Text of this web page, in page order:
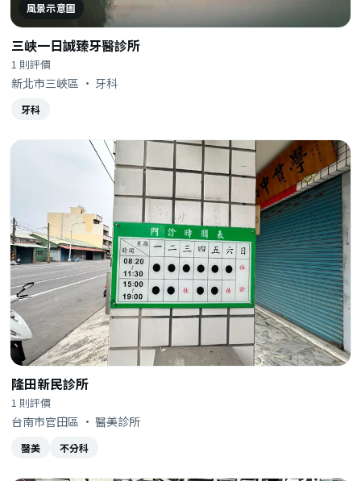
風景示意圖
三峽一日誠臻牙醫診所
1 則評價
新北市三峽區 · 牙科
牙科
隆田新民診所
1 則評價
台南市官田區 · 醫美診所
醫美 不分科